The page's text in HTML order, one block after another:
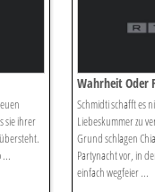
sie ihrer
...
Wahrheit Oder
Schmidti schafft es
Liebeskummer zu
Grund schlagen
Partynacht vor, in
einfach wegfeier ...